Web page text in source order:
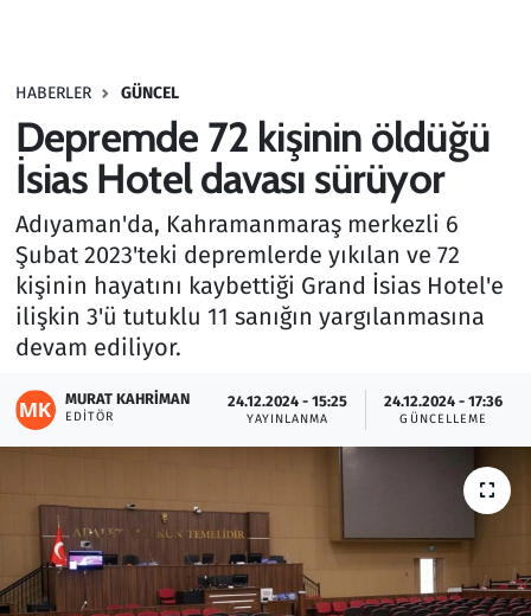
HABERLER GÜNCEL
Depremde 72 kişinin öldüğü
İsias Hotel davası sürüyor
Adıyaman'da, Kahramanmaraş merkezli 6
Şubat 2023'teki depremlerde yıkılan ve 72
kişinin hayatını kaybettiği Grand İsias Hotel'e
ilişkin 3'ü tutuklu 11 sanığın yargılanmasına
devam ediliyor.
MURAT KAHRIMAN
EDITÖR
24.12.2024 - 15:25
YAYINLANMA
24.12.2024 - 17:36
GÜNCELLEME
Haber
Kültür Sanat
Kurumsal Haberler
Lezzet Durağı
Memur ve Kamu
Otomobil
Ramazan
Resmi İlanlar